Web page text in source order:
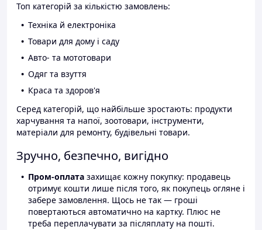
Топ категорій за кількістю замовлень:
Техніка й електроніка
Товари для дому і саду
Авто- та мототовари
Одяг та взуття
Краса та здоров'я
Серед категорій, що найбільше зростають: продукти
харчування та напої, зоотовари, інструменти,
матеріали для ремонту, будівельні товари.
Зручно, безпечно, вигідно
Пром-оплата захищає кожну покупку: продавець
отримує кошти лише після того, як покупець огляне і
забере замовлення. Щось не так — гроші
повертаються автоматично на картку. Плюс не
треба переплачувати за післяплату на пошті.